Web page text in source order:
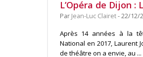
L’Opéra de Dijon
Par Jean-Luc Clairet- 22/12/
Après 14 années à la
National en 2017, Laurent
de théâtre on a envie, au ...